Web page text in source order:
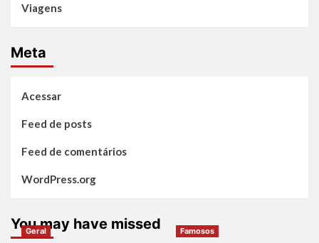
Viagens
Meta
Acessar
Feed de posts
Feed de comentários
WordPress.org
You may have missed
Geral Famosos